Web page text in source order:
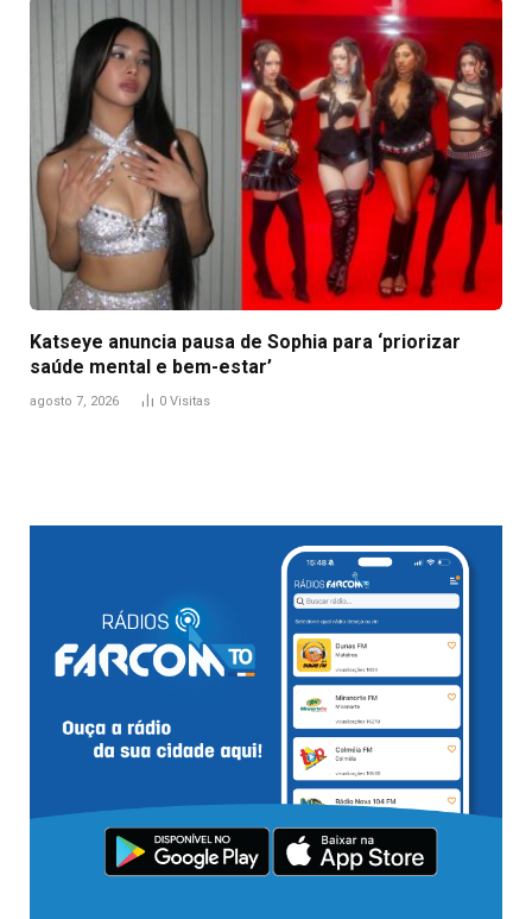
Katseye anuncia pausa de Sophia para ‘priorizar
saúde mental e bem-estar’
agosto 7, 2026 0 Visitas